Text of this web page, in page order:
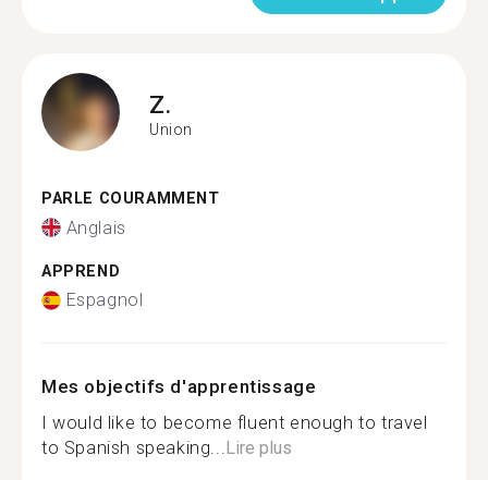
Z.
Union
PARLE COURAMMENT
Anglais
APPREND
Espagnol
Mes objectifs d'apprentissage
I would like to become fluent enough to travel
to Spanish speaking...Lire plus